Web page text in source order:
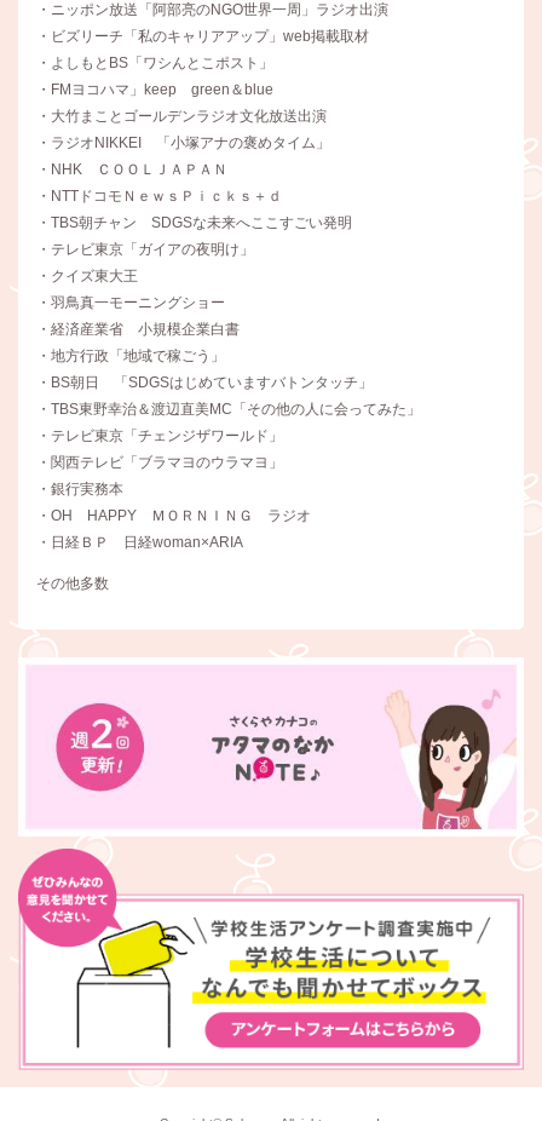
・ニッポン放送「阿部亮のNGO世界一周」ラジオ出演
・ビズリーチ「私のキャリアアップ」web掲載取材
・よしもとBS「ワシんとこポスト」
・FMヨコハマ」keep green＆blue
・大竹まことゴールデンラジオ文化放送出演
・ラジオNIKKEI 「小塚アナの褒めタイム」
・NHK ＣＯＯＬＪＡＰＡＮ
・NTTドコモＮｅｗｓＰｉｃｋｓ＋ｄ
・TBS朝チャン SDGSな未来へここすごい発明
・テレビ東京「ガイアの夜明け」
・クイズ東大王
・羽鳥真一モーニングショー
・経済産業省 小規模企業白書
・地方行政「地域で稼ごう」
・BS朝日 「SDGSはじめていますバトンタッチ」
・TBS東野幸治＆渡辺直美MC「その他の人に会ってみた」
・テレビ東京「チェンジザワールド」
・関西テレビ「ブラマヨのウラマヨ」
・銀行実務本
・OH HAPPY ＭＯＲＮＩＮＧ ラジオ
・日経ＢＰ 日経woman×ARIA
その他多数